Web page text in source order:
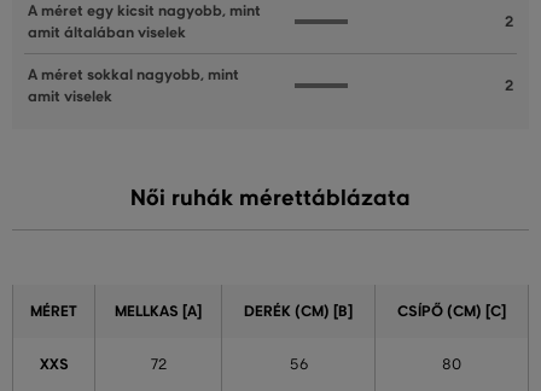
A méret egy kicsit nagyobb, mint
amit általában viselek
2
A méret sokkal nagyobb, mint
amit viselek
2
Női ruhák mérettáblázata
MÉRET MELLKAS [A] DERÉK (CM) [B] CSÍPŐ (CM) [C]
XXS 72 56 80